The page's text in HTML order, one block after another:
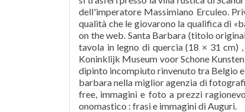
dell'imperatore Massimiano Erculeo.
qualità che le giovarono la qualifica di
on the web. Santa Barbara (titolo
tavola in legno di quercia (18 × 31 cm)
Koninklijk Museum voor Schone
dipinto incompiuto rinvenuto tra Belgio
barbara nella miglior agenzia di
free, immagini e foto a prezzi
onomastico : frasi e immagini di Auguri.